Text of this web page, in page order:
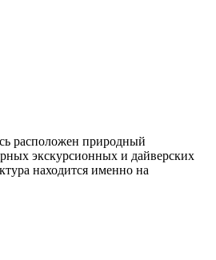
расположен природный
экскурсионных и дайверских
находится именно на